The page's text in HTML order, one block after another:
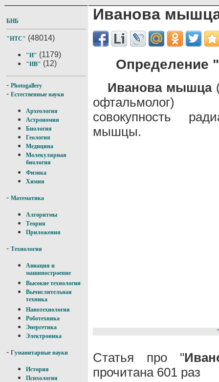
БНБ
"НТС" (48014)
"И" (1179)
"ИВ" (12)
- Photogallery
- Естественные науки
Археология
Астрономия
Биология
Геология
Медицина
Молекулярная
биология
Физика
Химия
- Математика
Алгоритмы
Теория
Приложения
- Технология
Авиация и
машиностроение
Высокие технологии
Вычислительная
техника
Нанотехнология
Роботехника
Энергетика
Электроника
- Гуманитарные науки
История
Психология
Иванова
Определение
Иванова мышца
офтальмолог)
совокупность
мышцы.
Статья про "
прочитана 601 раз